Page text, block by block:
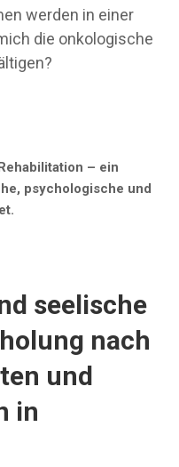
werden in einer
die onkologische
– ein
psychologische und
seelische
nach
und
in